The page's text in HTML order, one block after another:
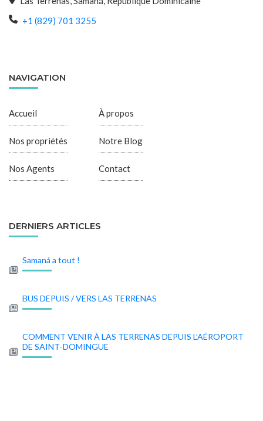
+1 (829) 701 3255
NAVIGATION
Accueil
Nos propriétés
Nos Agents
À propos
Notre Blog
Contact
DERNIERS ARTICLES
Samaná a tout !
BUS DEPUIS / VERS LAS TERRENAS
COMMENT VENIR À LAS TERRENAS DEPUIS L’AÉROPORT
DE SAINT-DOMINGUE